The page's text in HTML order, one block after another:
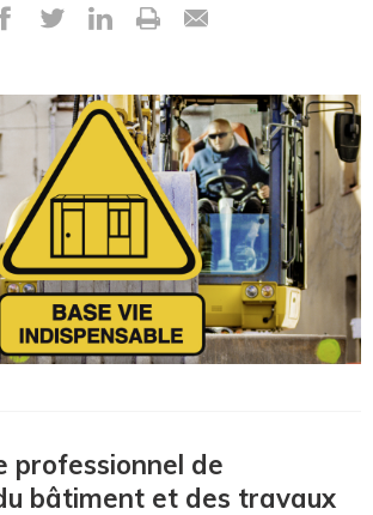
professionnel de
bâtiment et des travaux